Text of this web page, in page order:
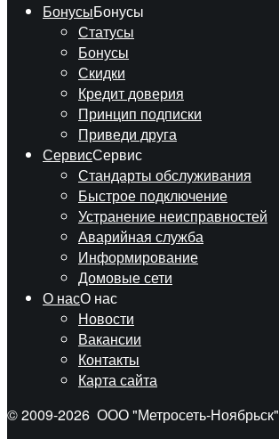
БонусыБонусы
Статусы
Бонусы
Скидки
Кредит доверия
Принцип подписки
Приведи друга
СервисСервис
Стандарты обслуживания
Быстрое подключение
Устранение неисправностей
Аварийная служба
Информирование
Домовые сети
О насО нас
Новости
Вакансии
Контакты
Карта сайта
© 2009-2026 ООО "Метросеть-Ноябрьск"